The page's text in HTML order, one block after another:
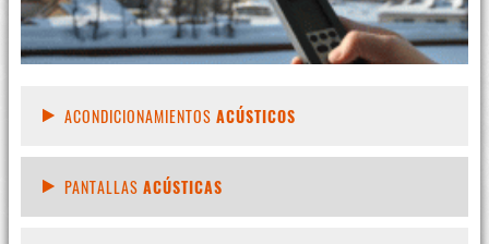
ACONDICIONAMIENTOS ACÚSTICOS
PANTALLAS ACÚSTICAS